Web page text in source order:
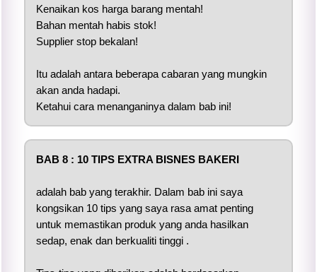
Kenaikan kos harga barang mentah!
Bahan mentah habis stok!
Supplier stop bekalan!
Itu adalah antara beberapa cabaran yang mungkin
akan anda hadapi.
Ketahui cara menanganinya dalam bab ini!
BAB 8 : 10 TIPS EXTRA BISNES BAKERI
adalah bab yang terakhir. Dalam bab ini saya
kongsikan 10 tips yang saya rasa amat penting
untuk memastikan produk yang anda hasilkan
sedap, enak dan berkualiti tinggi .